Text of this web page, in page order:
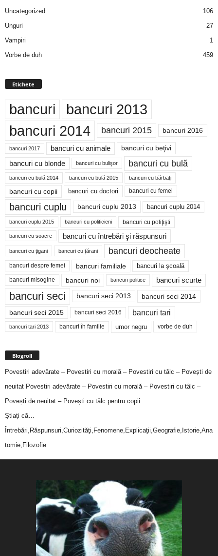
Uncategorized
106
Unguri
27
Vampiri
1
Vorbe de duh
459
Etichete
bancuri bancuri 2013
bancuri 2014 bancuri 2015 bancuri 2016
bancuri 2017 bancuri cu animale bancuri cu beţivi
bancuri cu blonde bancuri cu bulişor bancuri cu bulă
bancuri cu bulă 2014 bancuri cu bulă 2015 bancuri cu bărbaţi
bancuri cu copii bancuri cu doctori bancuri cu femei
bancuri cuplu bancuri cuplu 2013 bancuri cuplu 2014
bancuri cuplu 2015 bancuri cu politicieni bancuri cu poliţişti
bancuri cu soacre bancuri cu întrebări şi răspunsuri
bancuri cu ţigani bancuri cu ţărani bancuri deocheate
bancuri despre femei bancuri familiale bancuri la şcoală
bancuri misogine bancuri noi bancuri politice bancuri scurte
bancuri seci bancuri seci 2013 bancuri seci 2014
bancuri seci 2015 bancuri seci 2016 bancuri tari
bancuri tari 2013 bancuri în familie umor negru vorbe de duh
Blogroll
Povestiri adevărate – Povestiri cu morală – Povestiri cu tâlc – Povești de
neuitat Povestiri adevărate – Povestiri cu morală – Povestiri cu tâlc –
Povești de neuitat – Povești cu tâlc pentru copii
Ştiaţi că…
Întrebări,Răspunsuri,Curiozităţi,Fenomene,Explicaţii,Geografie,Istorie,Ana
tomie,Filozofie